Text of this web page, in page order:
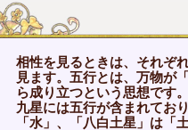
相性を見るときは、それぞ
見ます。五行とは、万物が「
ら成り立つという思想です。
九星には五行が含まれてお
「水」、「八白土星」は「